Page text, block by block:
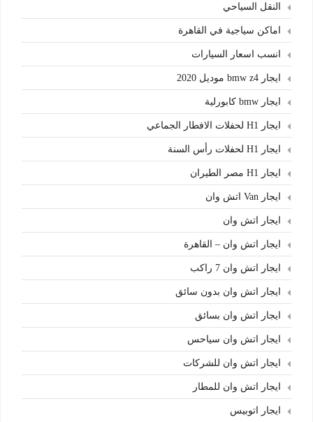
النقل السياحي
اماكن سياجية في القاهرة
انسب اسعار السيارات
ايجار bmw z4 موديل 2020
ايجار bmw كابورلية
ايجار H1 لحفلات الافطار الجماعي
ايجار H1 لحفلات رأس السنة
ايجار H1 مصر الطيران
ايجار Van اتش وان
ايجار اتش وان
ايجار اتش وان – القاهرة
ايجار اتش وان 7 راكب
ايجار اتش وان بدون سائق
ايجار اتش وان بسائق
ايجار اتش وان سياحس
ايجار اتش وان للشركات
ايجار اتش وان للمطار
ايجار اتوبيس